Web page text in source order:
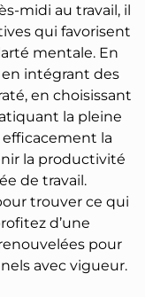
midi au travail, il
qui favorisent
mentale. En
intégrant des
en choisissant
la pleine
la
la productivité
de travail.
trouver ce qui
d’une
pour
avec vigueur.